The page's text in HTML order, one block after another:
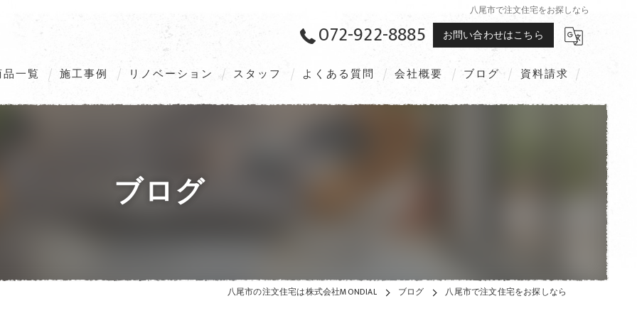
八尾市で注文住宅をお探しなら
072-922-8885 お問い合わせはこちら
一覧
STYLE（Customize home）
施工事例 リノベーション スタッフ よくある質問 会社概要 ブログ 資料請求
ブログ
八尾市の注文住宅は株式会社MONDIAL ブログ 八尾市で注文住宅をお探しなら